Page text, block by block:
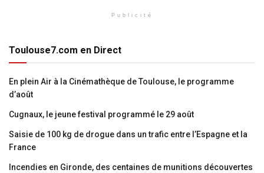
Publicité
Toulouse7.com en Direct
En plein Air à la Cinémathèque de Toulouse, le programme
d’août
Cugnaux, le jeune festival programmé le 29 août
Saisie de 100 kg de drogue dans un trafic entre l’Espagne et la
France
Incendies en Gironde, des centaines de munitions découvertes